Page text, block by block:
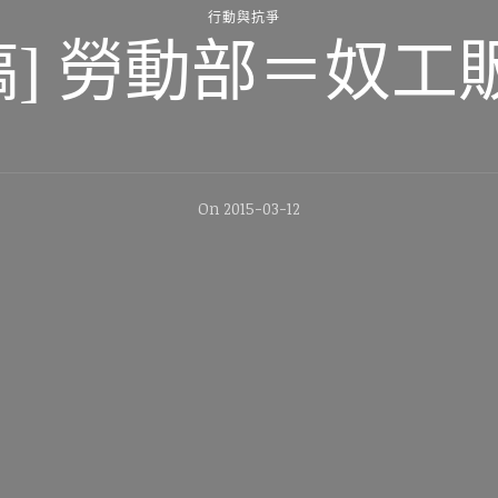
行動與抗爭
勞動部＝奴工
On 2015-03-12